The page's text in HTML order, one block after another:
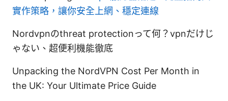
實作策略，讓你安全上網、穩定連線
Nordvpnのthreat protectionって何？vpnだけじ
ゃない、超便利機能徹底
Unpacking the NordVPN Cost Per Month in
the UK: Your Ultimate Price Guide